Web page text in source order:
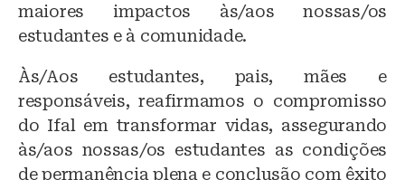
maiores impactos às/aos nossas/os
estudantes e à comunidade.
Às/Aos estudantes, pais, mães e
responsáveis, reafirmamos o compromisso
do Ifal em transformar vidas, assegurando
às/aos nossas/os estudantes as condições
de permanência plena e conclusão com êxito